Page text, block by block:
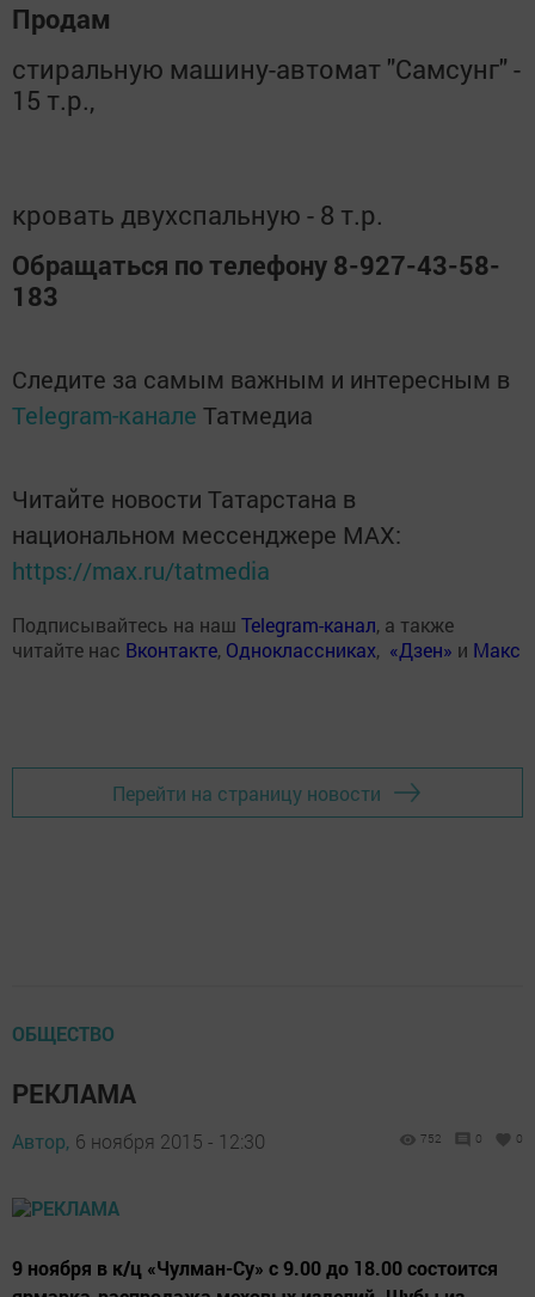
Продам
стиральную машину-автомат "Самсунг" -
15 т.р.,
кровать двухспальную - 8 т.р.
Обращаться по телефону 8-927-43-58-
183
Следите за самым важным и интересным в
Telegram-канале Татмедиа
Читайте новости Татарстана в
национальном мессенджере MАХ:
https://max.ru/tatmedia
Подписывайтесь на наш Telegram-канал, а также
читайте нас Вконтакте, Одноклассниках, «Дзен» и Макс
Перейти на страницу новости
ОБЩЕСТВО
РЕКЛАМА
Автор, 6 ноября 2015 - 12:30 752 0 0
9 ноября в к/ц «Чулман-Су» с 9.00 до 18.00 состоится